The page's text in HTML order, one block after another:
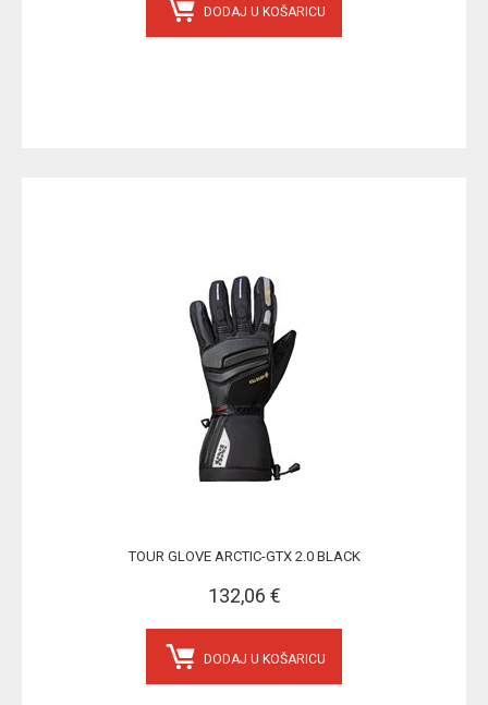
DODAJ U KOŠARICU
TOUR GLOVE ARCTIC-GTX 2.0 BLACK
132,06 €
DODAJ U KOŠARICU